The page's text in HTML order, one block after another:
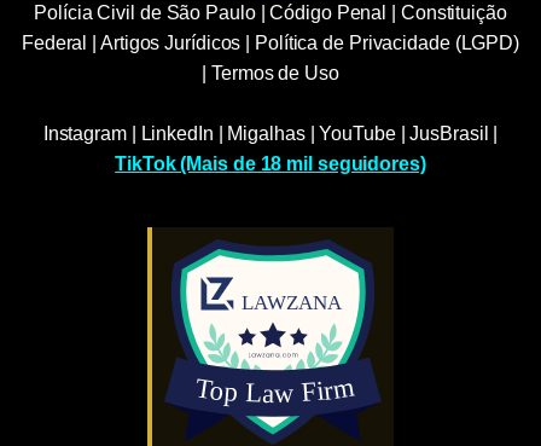
Polícia Civil de São Paulo|Código Penal
Constituição
Federal
Artigos Jurídicos
Política de Privacidade (LGPD)
|Termos de Uso
Instagram| LinkedIn Migalhas|YouTube|JusBrasil
TikTok (Mais de 18 mil seguidores)